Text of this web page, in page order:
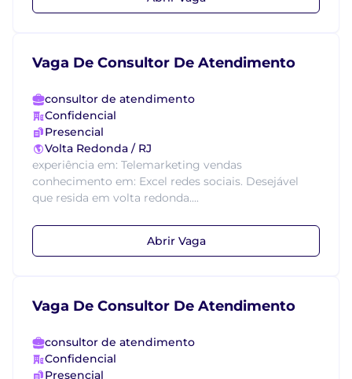
Vaga De Consultor De Atendimento
consultor de atendimento
Confidencial
Presencial
Volta Redonda / RJ
experiência em: Telemarketing vendas
conhecimento em: Excel redes sociais. Desejável
que resida em volta redonda....
Abrir Vaga
Vaga De Consultor De Atendimento
consultor de atendimento
Confidencial
Presencial